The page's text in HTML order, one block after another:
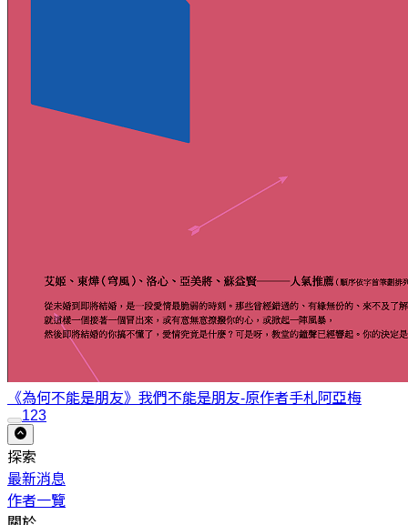
《為何不能是朋友》我們不能是朋友-原作者手札阿亞梅
123
探索
最新消息
作者一覽